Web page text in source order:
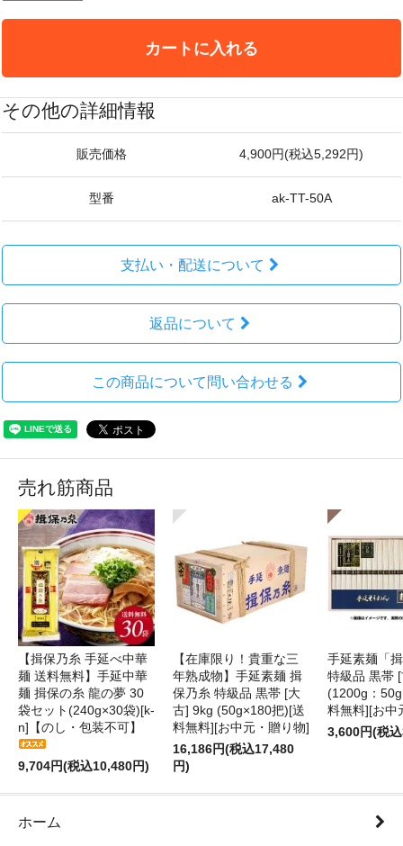
カートに入れる
その他の詳細情報
販売価格 4,900円(税込5,292円)
型番 ak-TT-50A
支払い・配送について
返品について
この商品について問い合わせる
売れ筋商品
【揖保乃糸 手延べ中華
麺 送料無料】手延中華
麺 揖保の糸 龍の夢 30
袋セット(240g×30袋)[k-
n]【のし・包装不可】
9,704円(税込10,480円)
【在庫限り！貴重な三
年熟成物】手延素麺 揖
保乃糸 特級品 黒帯 [大
古] 9kg (50g×180把)[送
料無料][お中元・贈り物]
16,186円(税込17,480
円)
手延素麺「
特級品 黒帯
(1200g：
料無料][お中
3,600円(税
ホーム